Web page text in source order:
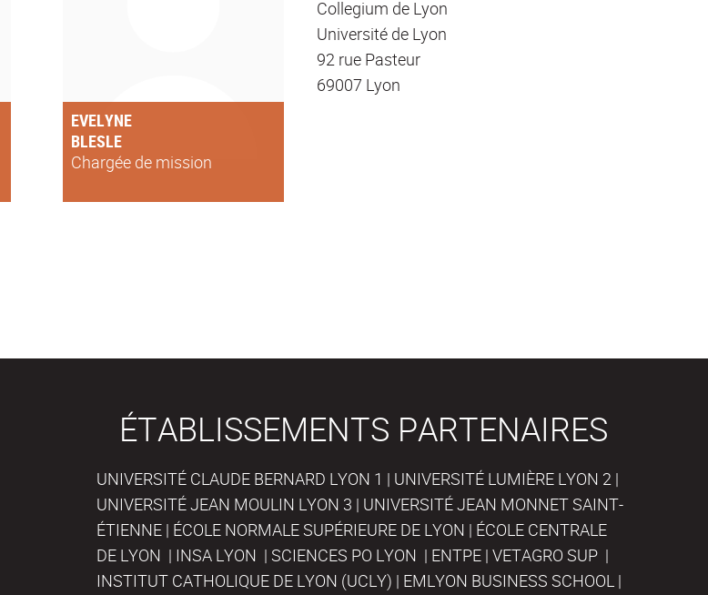
EVELYNE
BLESLE
Chargée de mission
Collegium de Lyon
Université de Lyon
92 rue Pasteur
69007 Lyon
ÉTABLISSEMENTS PARTENAIRES
UNIVERSITÉ CLAUDE BERNARD LYON 1 | UNIVERSITÉ LUMIÈRE LYON 2 |
UNIVERSITÉ JEAN MOULIN LYON 3 | UNIVERSITÉ JEAN MONNET SAINT-
ÉTIENNE | ÉCOLE NORMALE SUPÉRIEURE DE LYON | ÉCOLE CENTRALE
DE LYON | INSA LYON | SCIENCES PO LYON | ENTPE | VETAGRO SUP |
INSTITUT CATHOLIQUE DE LYON (UCLY) | EMLYON BUSINESS SCHOOL |